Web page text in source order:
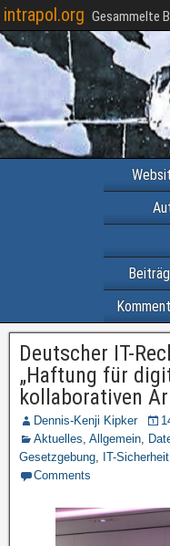
intrapol.org Gesammelte
Deutscher IT-
„Haftung für
kollaborativen
Dennis-Kenji Kipker
Aktuelles, Allgemein,
Gesetzgebung, IT-Sicherheit
Comments